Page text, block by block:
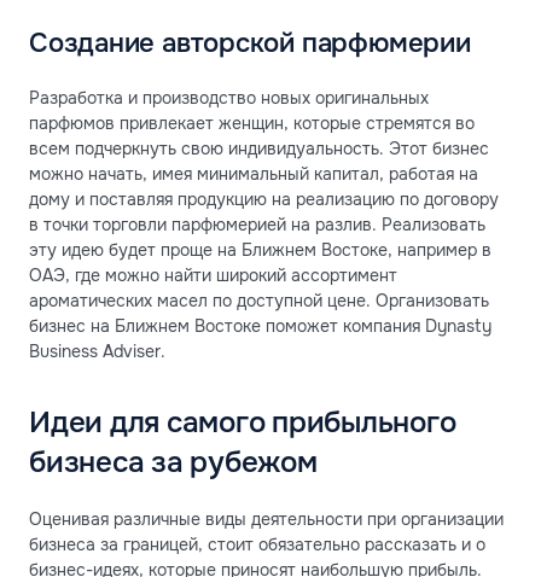
Создание авторской парфюмерии
Разработка и производство новых оригинальных
парфюмов привлекает женщин, которые стремятся во
всем подчеркнуть свою индивидуальность. Этот бизнес
можно начать, имея минимальный капитал, работая на
дому и поставляя продукцию на реализацию по договору
в точки торговли парфюмерией на разлив. Реализовать
эту идею будет проще на Ближнем Востоке, например в
ОАЭ, где можно найти широкий ассортимент
ароматических масел по доступной цене. Организовать
бизнес на Ближнем Востоке поможет компания Dynasty
Business Adviser.
Идеи для самого прибыльного
бизнеса за рубежом
Оценивая различные виды деятельности при организации
бизнеса за границей, стоит обязательно рассказать и о
бизнес-идеях, которые приносят наибольшую прибыль.